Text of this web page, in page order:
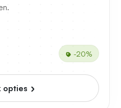
-20%
opties